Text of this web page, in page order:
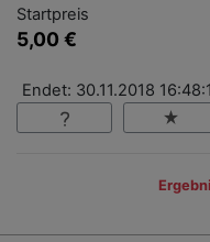
Startpreis
5,00 €
Endet: 30.11.2018